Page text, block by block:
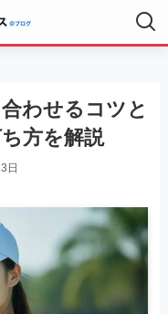
わせるコツと
方を解説
日